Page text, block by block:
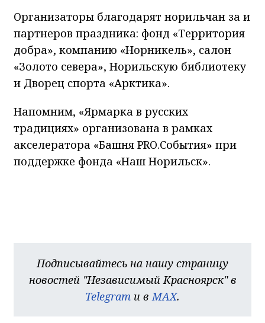
Организаторы благодарят норильчан за и
партнеров праздника: фонд «Территория
добра», компанию «Норникель», салон
«Золото севера», Норильскую библиотеку
и Дворец спорта «Арктика».
Напомним, «Ярмарка в русских
традициях» организована в рамках
акселератора «Башня PRO.События» при
поддержке фонда «Наш Норильск».
Подписывайтесь на нашу страницу
новостей "Независимый Красноярск" в
Telegram и вMAX.